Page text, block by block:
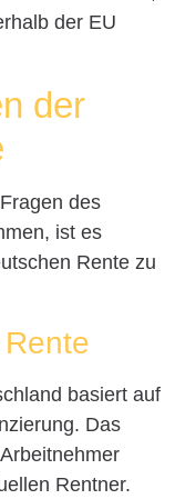
der EU
der
des
ist es
Rente zu
basiert auf
Das
Rentner.